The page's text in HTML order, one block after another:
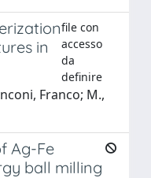
in
file con
accesso
da
definire
Franco; M.,
Ag-Fe
ball milling